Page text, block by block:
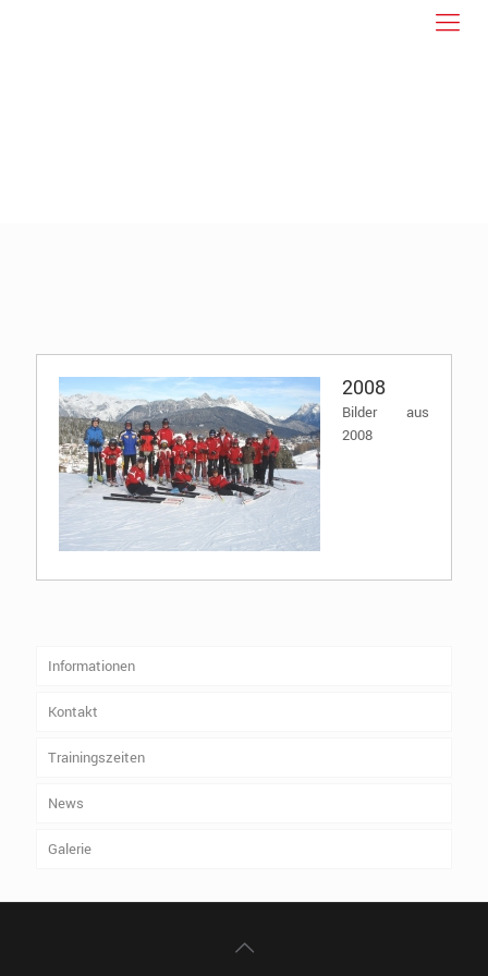
2008
Bilder aus
2008
Informationen
Kontakt
Trainingszeiten
News
Galerie